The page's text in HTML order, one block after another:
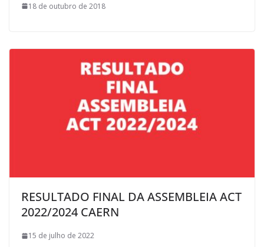
18 de outubro de 2018
RESULTADO FINAL DA ASSEMBLEIA ACT
2022/2024 CAERN
15 de julho de 2022